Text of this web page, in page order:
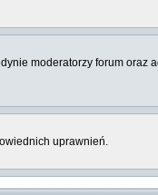
moderatorzy forum oraz
uprawnień.